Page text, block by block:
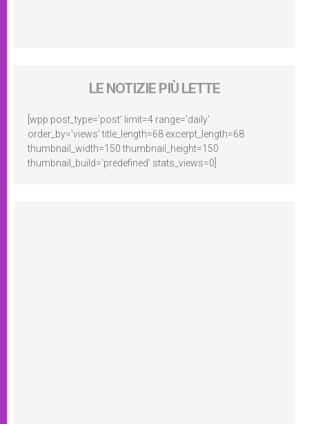
LE NOTIZIE PIÙ LETTE
[wpp post_type='post' limit=4 range='daily'
order_by='views' title_length=68 excerpt_length=68
thumbnail_width=150 thumbnail_height=150
thumbnail_build='predefined' stats_views=0]